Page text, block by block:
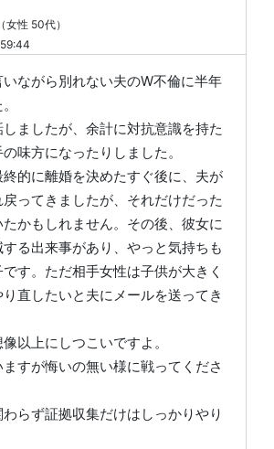
女性 50代）
ながら別れない夫のW不倫に半年
ましたが、余計に対抗意識を持た
味方になったりしました。
的に離婚を決めたすぐ後に、夫が
ってきましたが、それだけだった
かもしれません。その後、彼女に
る出来事があり、やっと気持ちも
す。ただ相手女性は子供が大きく
直したいと夫にメールを送ってき
以上にしつこいですよ。
すが悔いの無い様に戦ってくださ
らず証拠収集だけはしっかりやり